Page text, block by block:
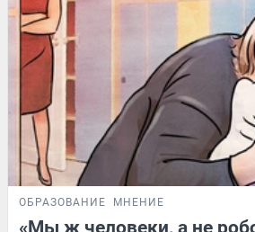
ОБРАЗОВАНИЕ МНЕНИЕ
«Мы ж человеки, а не